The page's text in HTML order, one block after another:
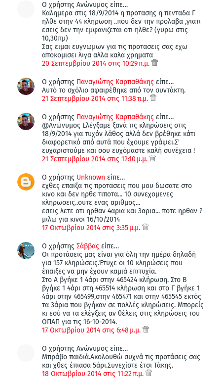
Ο χρήστης Ανώνυμος είπε…
Καλημερα στις 18/9/2014 η προτασης η πενταδα Γ
ηλθε στην 44 κληρωση ..που δεν την προλαβα ,γιατι
εσεις δεν την εμφανιζεται οτι ηλθε? (γυρω στις
10,30πμ)
Σας ειμαι ευγνωμων για τις προτασεις σας εχω
αποκομισει λιγα αλλα καλα χρηματα
20 Σεπτεμβρίου 2014 στις 10:29 π.μ.
Ο χρήστης Παναγιώτης Καρπαθάκης είπε…
Αυτό το σχόλιο αφαιρέθηκε από τον συντάκτη.
21 Σεπτεμβρίου 2014 στις 11:38 π.μ.
Ο χρήστης Παναγιώτης Καρπαθάκης είπε…
@Ανώνυμος Ελέγξαμε ξανά τις κληρώσεις στις
18/9/2014 για τυχόν λάθος αλλά δεν βρέθηκε κάτι
διαφορετικό από αυτά που έχουμε γράψει.Σ'
ευχαριστούμε και σου ευχόμαστε καλή συνέχεια !
21 Σεπτεμβρίου 2014 στις 12:10 μ.μ.
Ο χρήστης Unknown είπε…
εχθες επαιξα τις προτασεις που μου δωσατε στο
κινο και δεν ηρθε τιποτα... 10 συνεχομενες
κληρωσεις..ουτε ενας αριθμος...
εσεις λετε οτι ηρθαν 4αρια και 3αρια... ποτε ηρθαν ?
μιλω για κινοι 16/10/2014
17 Οκτωβρίου 2014 στις 3:35 μ.μ.
Ο χρήστης Σάββας είπε…
Οι προτάσεις μας είναι για όλη την ημέρα δηλαδή
για 157 κληρώσεις.Έτυχε οι 10 κληρώσεις που
έπαιξες να μην έχουν καμιά επιτυχία.
Στο Α βγήκε 1 4άρι στην 465424 κλήρωση. Στο Β
βγήκε 1 4άρι στη 465514 κλήρωση και στο Γ βγήκε 1
4άρι στην 465499,στην 465471 και στην 465545 εκτός
τα 3άρια που βγήκαν σε πολλές κληρώσεις. Μπορείς
κι εσύ να τα ελέγξεις αν θέλεις στις κληρώσεις του
ΟΠΑΠ για τις 16-10-2014.
17 Οκτωβρίου 2014 στις 6:48 μ.μ.
Ο χρήστης Ανώνυμος είπε…
Μπράβο παιδιά.Ακολουθώ συχνά τις προτάσεις σας
και χθες έπιασα 5άρι.Συνεχίστε έτσι Τάκης.
18 Οκτωβρίου 2014 στις 11:22 π.μ.